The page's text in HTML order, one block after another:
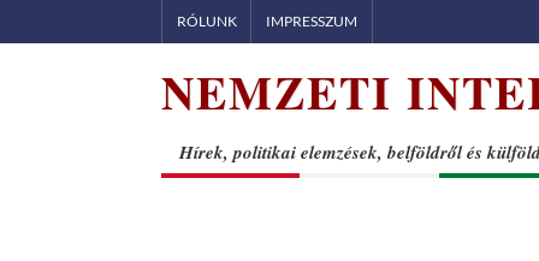
to
RÓLUNK IMPRESSZUM
NEMZETI
Hírek, politikai elemzések, belföldről és